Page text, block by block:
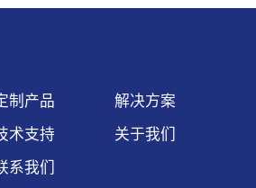
制产品
解决方案
术支持
关于我们
系我们